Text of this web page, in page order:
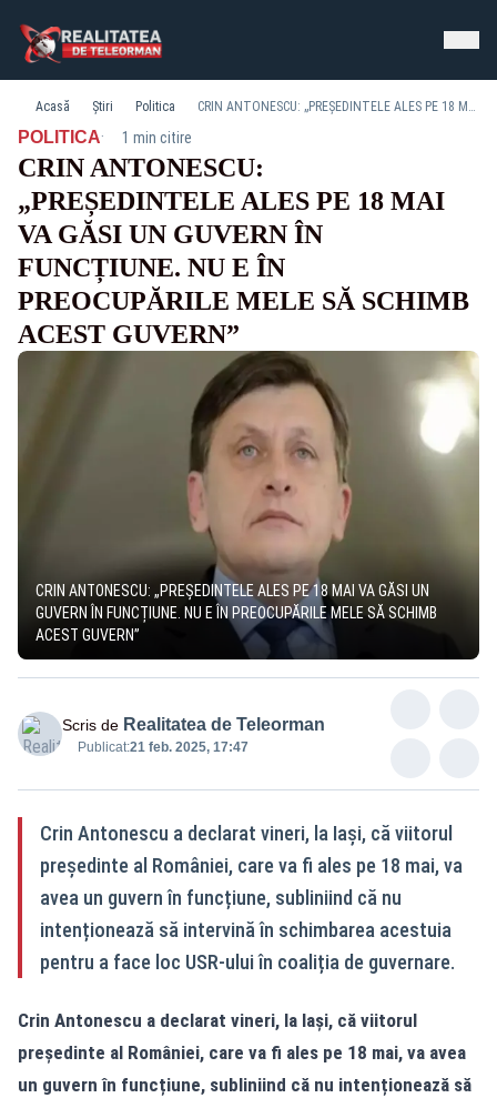
Acasă Știri Politica CRIN ANTONESCU: „PREȘEDINTELE ALES PE 18 MAI VA GĂSI UN GUVERN ÎN FUNCȚIUNE. NU E ÎN PREOCUPĂRILE MELE SĂ SCHIMB ACEST GUVERN”
POLITICA· 1 min citire
CRIN ANTONESCU:
„PREȘEDINTELE ALES PE 18 MAI
VA GĂSI UN GUVERN ÎN
FUNCȚIUNE. NU E ÎN
PREOCUPĂRILE MELE SĂ SCHIMB
ACEST GUVERN”
CRIN ANTONESCU: „PREȘEDINTELE ALES PE 18 MAI VA GĂSI UN
GUVERN ÎN FUNCȚIUNE. NU E ÎN PREOCUPĂRILE MELE SĂ SCHIMB
ACEST GUVERN”
Scris de Realitatea de Teleorman
Publicat:21 feb. 2025, 17:47
Crin Antonescu a declarat vineri, la Iași, că viitorul
președinte al României, care va fi ales pe 18 mai, va
avea un guvern în funcțiune, subliniind că nu
intenționează să intervină în schimbarea acestuia
pentru a face loc USR-ului în coaliția de guvernare.
Crin Antonescu a declarat vineri, la Iași, că viitorul
președinte al României, care va fi ales pe 18 mai, va avea
un guvern în funcțiune, subliniind că nu intenționează să